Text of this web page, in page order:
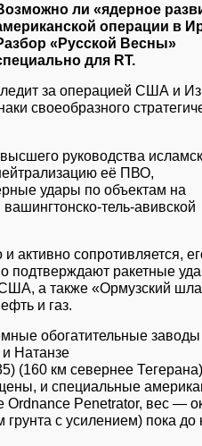
ли «ядерное
операции в
«Русской Весны»
для RT.
за операцией США и
своеобразного
руководства
её ПВО,
удары по объектам на
тель-авивской
активно сопротивляется,
подтверждают ракетные
а также «Ормузский
и газ.
обогатительные
Натанзе
(160 км севернее
и специальные
Penetrator, вес —
с усилением) пока до